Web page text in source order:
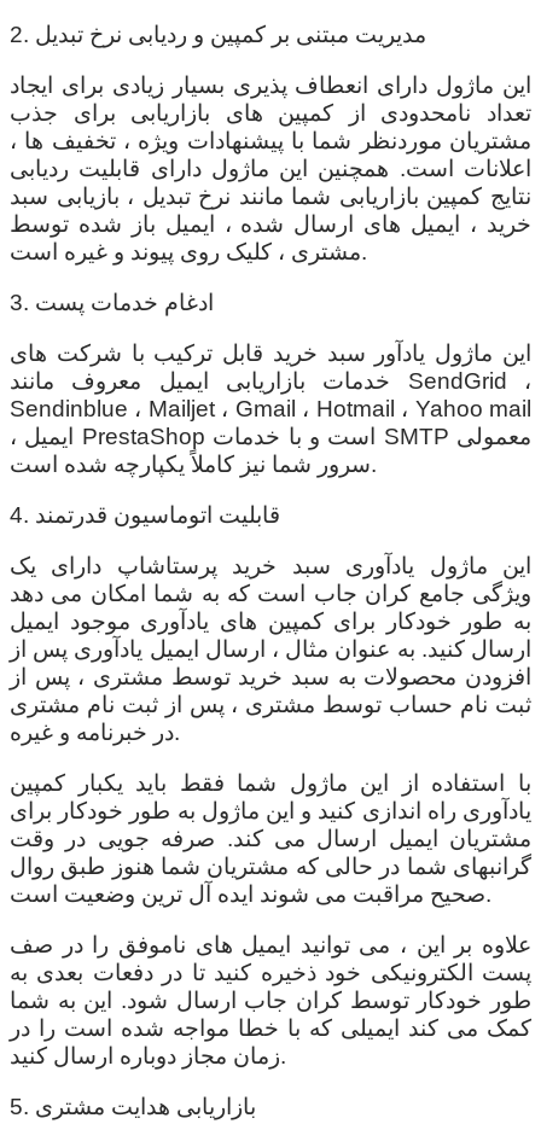
2. مدیریت مبتنی بر کمپین و ردیابی نرخ تبدیل
این ماژول دارای انعطاف پذیری بسیار زیادی برای ایجاد
تعداد نامحدودی از کمپین های بازاریابی برای جذب
مشتریان موردنظر شما با پیشنهادات ویژه ، تخفیف ها ،
اعلانات است. همچنین این ماژول دارای قابلیت ردیابی
نتایج کمپین بازاریابی شما مانند نرخ تبدیل ، بازیابی سبد
خرید ، ایمیل های ارسال شده ، ایمیل باز شده توسط
مشتری ، کلیک روی پیوند و غیره است.
3. ادغام خدمات پست
این ماژول یادآور سبد خرید قابل ترکیب با شرکت های
خدمات بازاریابی ایمیل معروف مانند SendGrid ،
Sendinblue ، Mailjet ، Gmail ، Hotmail ، Yahoo mail
، ایمیل PrestaShop است و با خدمات SMTP معمولی
سرور شما نیز کاملاً یکپارچه شده است.
4. قابلیت اتوماسیون قدرتمند
این ماژول یادآوری سبد خرید پرستاشاپ دارای یک
ویژگی جامع کران جاب است که به شما امکان می دهد
به طور خودکار برای کمپین های یادآوری موجود ایمیل
ارسال کنید. به عنوان مثال ، ارسال ایمیل یادآوری پس از
افزودن محصولات به سبد خرید توسط مشتری ، پس از
ثبت نام حساب توسط مشتری ، پس از ثبت نام مشتری
در خبرنامه و غیره.
با استفاده از این ماژول شما فقط باید یکبار کمپین
یادآوری راه اندازی کنید و این ماژول به طور خودکار برای
مشتریان ایمیل ارسال می کند. صرفه جویی در وقت
گرانبهای شما در حالی که مشتریان شما هنوز طبق روال
صحیح مراقبت می شوند ایده آل ترین وضعیت است.
علاوه بر این ، می توانید ایمیل های ناموفق را در صف
پست الکترونیکی خود ذخیره کنید تا در دفعات بعدی به
طور خودکار توسط کران جاب ارسال شود. این به شما
کمک می کند ایمیلی که با خطا مواجه شده است را در
زمان مجاز دوباره ارسال کنید.
5. بازاریابی هدایت مشتری